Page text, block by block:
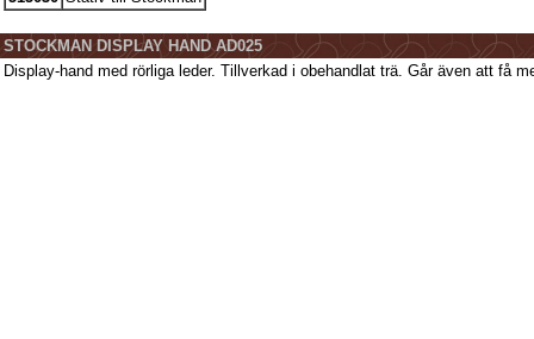
STOCKMAN DISPLAY HAND AD025
Display-hand med rörliga leder. Tillverkad i obehandlat trä. Går även att få